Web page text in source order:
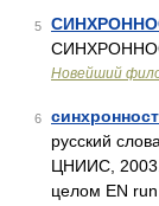
5
Новейший
6
русский
ЦНИИС,
целом EN